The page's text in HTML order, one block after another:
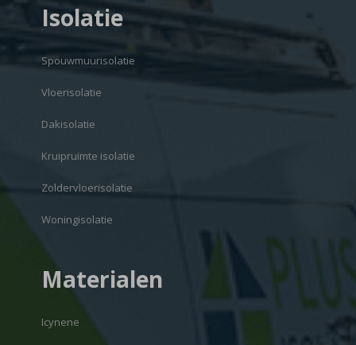
Isolatie
Spouwmuurisolatie
Vloerisolatie
Dakisolatie
Kruipruimte isolatie
Zoldervloerisolatie
Woningisolatie
Materialen
Icynene